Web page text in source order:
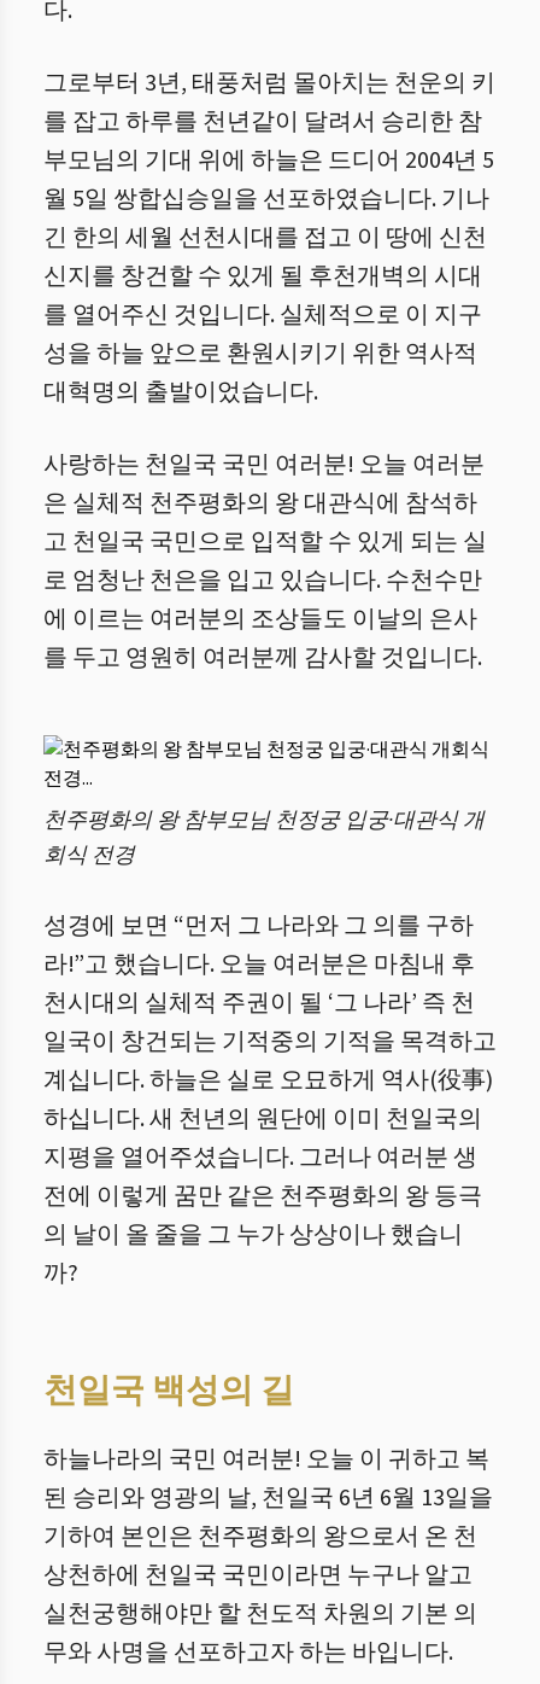
다.
그로부터 3년, 태풍처럼 몰아치는 천운의 키
를 잡고 하루를 천년같이 달려서 승리한 참
부모님의 기대 위에 하늘은 드디어 2004년 5
월 5일 쌍합십승일을 선포하였습니다. 기나
긴 한의 세월 선천시대를 접고 이 땅에 신천
신지를 창건할 수 있게 될 후천개벽의 시대
를 열어주신 것입니다. 실체적으로 이 지구
성을 하늘 앞으로 환원시키기 위한 역사적
대혁명의 출발이었습니다.
사랑하는 천일국 국민 여러분! 오늘 여러분
은 실체적 천주평화의 왕 대관식에 참석하
고 천일국 국민으로 입적할 수 있게 되는 실
로 엄청난 천은을 입고 있습니다. 수천수만
에 이르는 여러분의 조상들도 이날의 은사
를 두고 영원히 여러분께 감사할 것입니다.
천주평화의 왕 참부모님 천정궁 입궁·대관식 개
회식 전경
성경에 보면 “먼저 그 나라와 그 의를 구하
라!”고 했습니다. 오늘 여러분은 마침내 후
천시대의 실체적 주권이 될 ‘그 나라’ 즉 천
일국이 창건되는 기적중의 기적을 목격하고
계십니다. 하늘은 실로 오묘하게 역사(役事)
하십니다. 새 천년의 원단에 이미 천일국의
지평을 열어주셨습니다. 그러나 여러분 생
전에 이렇게 꿈만 같은 천주평화의 왕 등극
의 날이 올 줄을 그 누가 상상이나 했습니
까?
천일국 백성의 길
하늘나라의 국민 여러분! 오늘 이 귀하고 복
된 승리와 영광의 날, 천일국 6년 6월 13일을
기하여 본인은 천주평화의 왕으로서 온 천
상천하에 천일국 국민이라면 누구나 알고
실천궁행해야만 할 천도적 차원의 기본 의
무와 사명을 선포하고자 하는 바입니다.